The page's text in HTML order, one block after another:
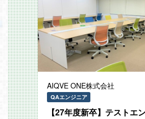
・ワイヤレスイヤホンなどオ
・テレビ
など
□Webアプリ
・大手SNSのゲームコミュニ
・勤怠管理などの業務システム
・ECサイト
など
募集背景
事業拡大期に伴い、毎年トッ
ばしていく必要があり、その
門（システムQA部門）で中
AIQVE ONE株式会社
QAエンジニア
【27年度新卒】テストエ